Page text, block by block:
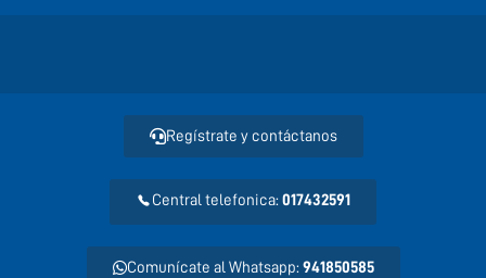
LIBRO DE RECLAMACIONES
Regístrate y contáctanos
Central telefonica: 017432591
Comunícate al Whatsapp: 941850585